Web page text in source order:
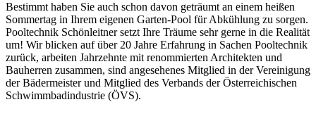
Bestimmt haben Sie auch schon davon geträumt an einem heißen
Sommertag in Ihrem eigenen Garten-Pool für Abkühlung zu sorgen.
Pooltechnik Schönleitner setzt Ihre Träume sehr gerne in die Realität
um! Wir blicken auf über 20 Jahre Erfahrung in Sachen Pooltechnik
zurück, arbeiten Jahrzehnte mit renommierten Architekten und
Bauherren zusammen, sind angesehenes Mitglied in der Vereinigung
der Bädermeister und Mitglied des Verbands der Österreichischen
Schwimmbadindustrie (ÖVS).